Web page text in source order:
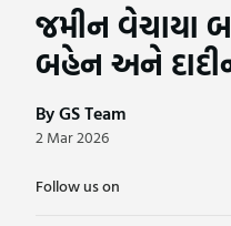
જમીન વેચાયા
બહેન અને
By GS Team
2 Mar 2026
Follow us on